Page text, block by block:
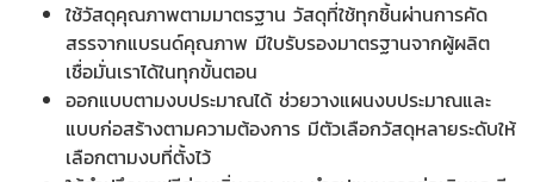
ใช้วัสดุคุณภาพตามมาตรฐาน วัสดุที่ใช้ทุกชิ้นผ่านการคัด
สรรจากแบรนด์คุณภาพ มีใบรับรองมาตรฐานจากผู้ผลิต
เชื่อมั่นเราได้ในทุกขั้นตอน
ออกแบบตามงบประมาณได้ ช่วยวางแผนงบประมาณและ
แบบก่อสร้างตามความต้องการ มีตัวเลือกวัสดุหลายระดับให้
เลือกตามงบที่ตั้งไว้